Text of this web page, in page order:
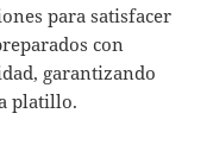
para satisfacer
con
garantizando
platillo.